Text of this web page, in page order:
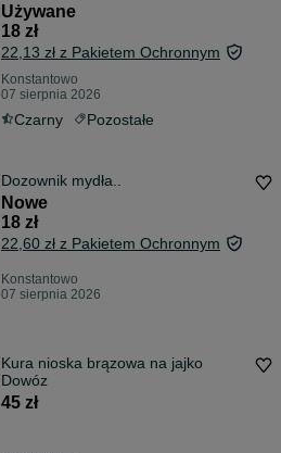
Używane
18 zł
22,13 zł z Pakietem Ochronnym
Konstantowo
07 sierpnia 2026
Czarny Pozostałe
Dozownik mydła..
Nowe
18 zł
22,60 zł z Pakietem Ochronnym
Konstantowo
07 sierpnia 2026
Kura nioska brązowa na jajko
Dowóz
45 zł